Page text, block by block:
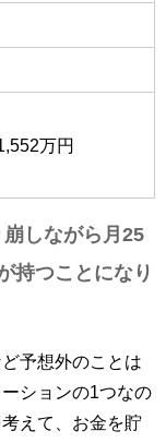
万円
しながら月25
持つことになり
予想外のことは
ションの1つなの
えて、お金を貯